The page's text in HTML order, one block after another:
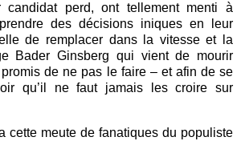
perd, ont tellement menti à
des décisions iniques en leur
de remplacer dans la vitesse et la
Bader Ginsberg qui vient de mourir
de ne pas le faire – et afin de se
qu’il ne faut jamais les croire sur
cette meute de fanatiques du populiste